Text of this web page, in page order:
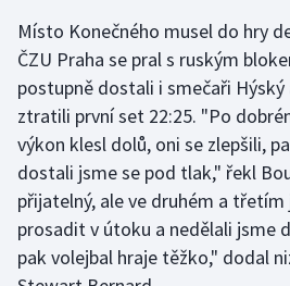
Krasobruslení
Lezení
Lyže a snowboard
Moderní pětiboj
Motorsport
Místo Konečného musel do hry
ČZU Praha se pral s ruským
postupně dostali i smečaři Hýský
ztratili první set 22:25. "Po
výkon klesl dolů, oni se zlepšili,
dostali jsme se pod tlak," řekl
přijatelný, ale ve druhém a
prosadit v útoku a nedělali jsme
pak volejbal hraje těžko," dodal